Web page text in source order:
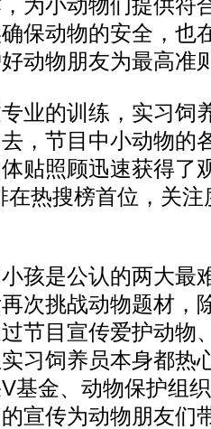
为小动物们提供符
保动物的安全，也
动物朋友为最高准
的训练，实习饲
，节目中小动物的
贴照顾迅速获得了
在热搜榜首位，关
是公认的两大最
次挑战动物题材，
节目宣传爱护动物
习饲养员本身都热
基金、动物保护组
宣传为动物朋友们